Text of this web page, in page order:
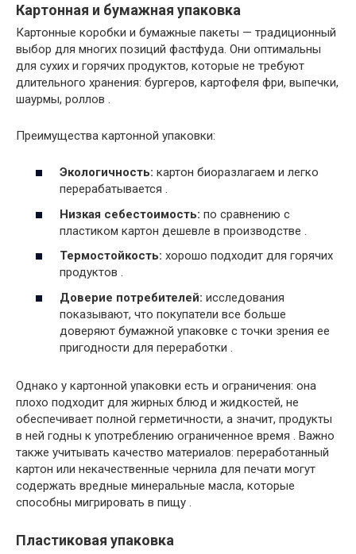
Картонная и бумажная упаковка
Картонные коробки и бумажные пакеты — традиционный
выбор для многих позиций фастфуда. Они оптимальны
для сухих и горячих продуктов, которые не требуют
длительного хранения: бургеров, картофеля фри, выпечки,
шаурмы, роллов .
Преимущества картонной упаковки:
Экологичность: картон биоразлагаем и легко
перерабатывается .
Низкая себестоимость: по сравнению с
пластиком картон дешевле в производстве .
Термостойкость: хорошо подходит для горячих
продуктов .
Доверие потребителей: исследования
показывают, что покупатели все больше
доверяют бумажной упаковке с точки зрения ее
пригодности для переработки .
Однако у картонной упаковки есть и ограничения: она
плохо подходит для жирных блюд и жидкостей, не
обеспечивает полной герметичности, а значит, продукты
в ней годны к употреблению ограниченное время . Важно
также учитывать качество материалов: переработанный
картон или некачественные чернила для печати могут
содержать вредные минеральные масла, которые
способны мигрировать в пищу .
Пластиковая упаковка